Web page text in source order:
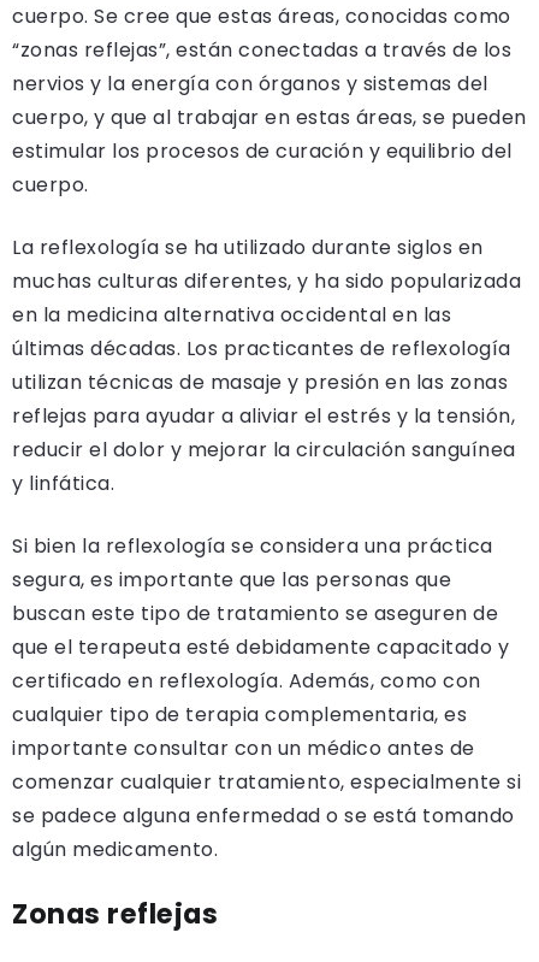
cuerpo. Se cree que estas áreas, conocidas como
“zonas reflejas”, están conectadas a través de los
nervios y la energía con órganos y sistemas del
cuerpo, y que al trabajar en estas áreas, se pueden
estimular los procesos de curación y equilibrio del
cuerpo.
La reflexología se ha utilizado durante siglos en
muchas culturas diferentes, y ha sido popularizada
en la medicina alternativa occidental en las
últimas décadas. Los practicantes de reflexología
utilizan técnicas de masaje y presión en las zonas
reflejas para ayudar a aliviar el estrés y la tensión,
reducir el dolor y mejorar la circulación sanguínea
y linfática.
Si bien la reflexología se considera una práctica
segura, es importante que las personas que
buscan este tipo de tratamiento se aseguren de
que el terapeuta esté debidamente capacitado y
certificado en reflexología. Además, como con
cualquier tipo de terapia complementaria, es
importante consultar con un médico antes de
comenzar cualquier tratamiento, especialmente si
se padece alguna enfermedad o se está tomando
algún medicamento.
Zonas reflejas